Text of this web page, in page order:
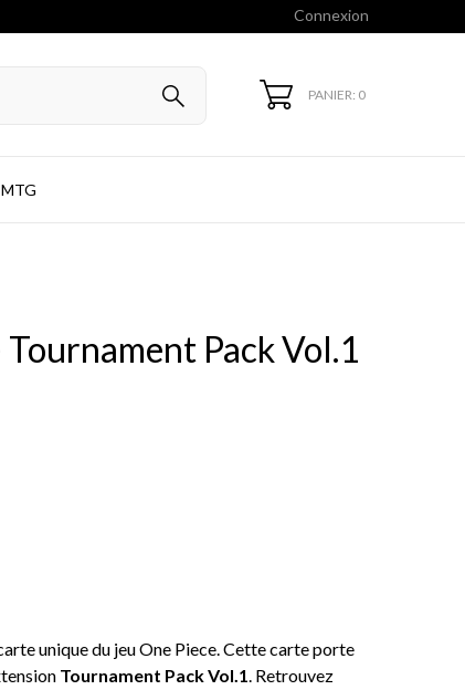
Connexion
PANIER: 0
Pack Vol.1
unique du jeu One Piece. Cette carte porte
Tournament Pack Vol.1. Retrouvez